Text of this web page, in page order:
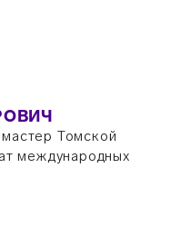
Томской
международных